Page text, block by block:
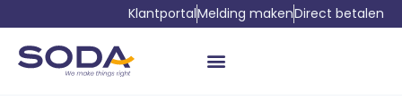
KlantportalMelding makenDirect betalen